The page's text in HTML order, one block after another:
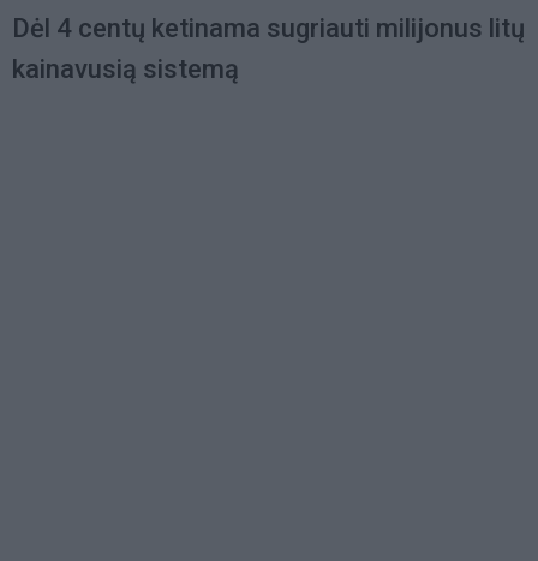
Dėl 4 centų ketinama sugriauti milijonus litų
kainavusią sistemą